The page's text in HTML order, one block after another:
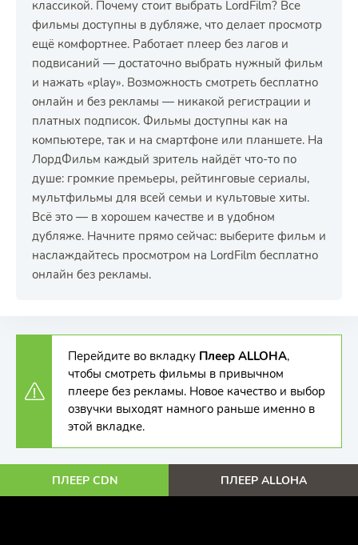
классикой. Почему стоит выбрать LordFilm? Все
фильмы доступны в дубляже, что делает просмотр
ещё комфортнее. Работает плеер без лагов и
подвисаний — достаточно выбрать нужный фильм
и нажать «play». Возможность смотреть бесплатно
онлайн и без рекламы — никакой регистрации и
платных подписок. Фильмы доступны как на
компьютере, так и на смартфоне или планшете. На
ЛордФильм каждый зритель найдёт что-то по
душе: громкие премьеры, рейтинговые сериалы,
мультфильмы для всей семьи и культовые хиты.
Всё это — в хорошем качестве и в удобном
дубляже. Начните прямо сейчас: выберите фильм и
наслаждайтесь просмотром на LordFilm бесплатно
онлайн без рекламы.
Перейдите во вкладку Плеер ALLOHA,
чтобы смотреть фильмы в привычном
плеере без рекламы. Новое качество и выбор
озвучки выходят намного раньше именно в
этой вкладке.
ПЛЕЕР CDN ПЛЕЕР ALLOHA